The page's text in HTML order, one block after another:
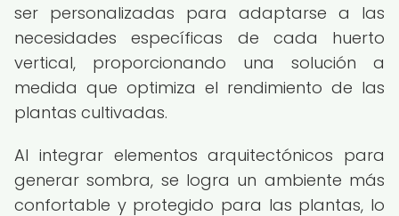
ser personalizadas para adaptarse a las
necesidades específicas de cada huerto
vertical, proporcionando una solución a
medida que optimiza el rendimiento de las
plantas cultivadas.
Al integrar elementos arquitectónicos para
generar sombra, se logra un ambiente más
confortable y protegido para las plantas, lo